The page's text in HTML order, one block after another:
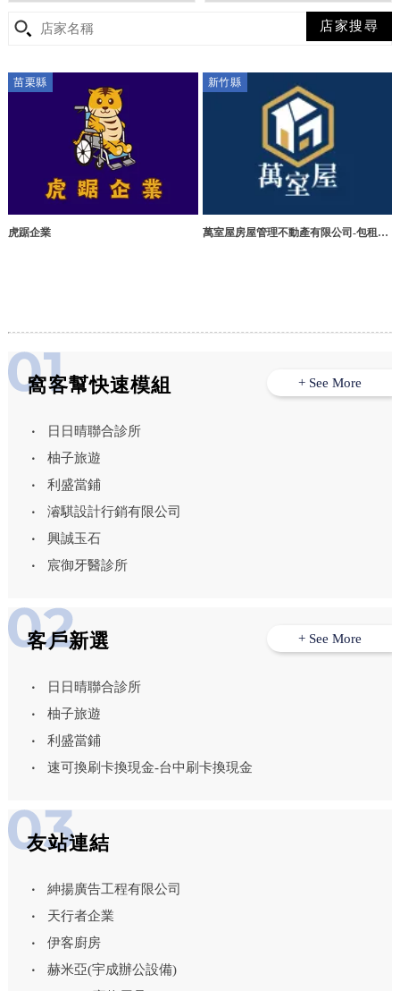
苗栗縣
虎踞企業
新竹縣
萬室屋房屋管理不動產有限公司-包租代
窩客幫快速模組
日日晴聯合診所
柚子旅遊
利盛當鋪
濬騏設計行銷有限公司
興誠玉石
宸御牙醫診所
+ See More
客戶新選
日日晴聯合診所
柚子旅遊
利盛當鋪
速可換刷卡換現金-台中刷卡換現金
+ See More
友站連結
紳揚廣告工程有限公司
天行者企業
伊客廚房
赫米亞(宇成辦公設備)